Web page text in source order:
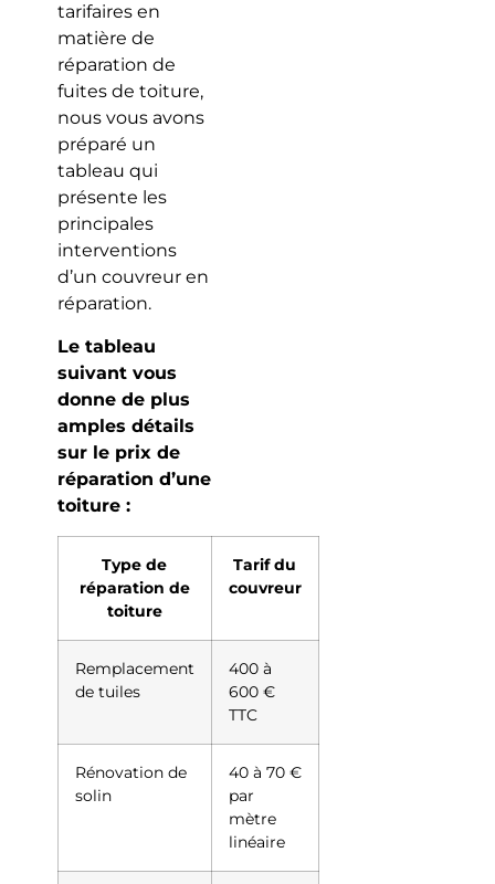
tarifaires en
matière de
réparation de
fuites de toiture,
nous vous avons
préparé un
tableau qui
présente les
principales
interventions
d’un couvreur en
réparation.
Le tableau
suivant vous
donne de plus
amples détails
sur le prix de
réparation d’une
toiture :
Type de
réparation de
toiture
Tarif du
couvreur
Remplacement
de tuiles
400 à
600 €
TTC
Rénovation de
solin
40 à 70 €
par
mètre
linéaire